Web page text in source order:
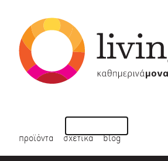
προϊόντα σχετικά blog